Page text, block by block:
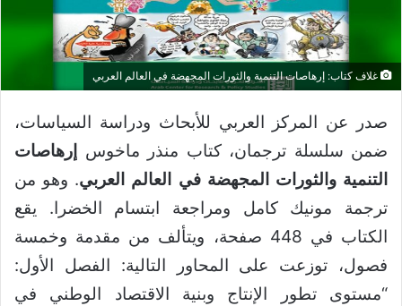
غلاف كتاب: إرهاصات التنمية والثورات المجهضة في العالم العربي
صدر عن المركز العربي للأبحاث ودراسة السياسات،
ضمن سلسلة ترجمان، كتاب منذر ماخوس
إرهاصات
التنمية والثورات المجهضة في العالم العربي. وهو من
ترجمة مونيك كامل ومراجعة ابتسام الخضرا. يقع
الكتاب في 448 صفحة، ويتألف من مقدمة وخمسة
فصول، توزعت على المحاور التالية: الفصل الأول:
“مستوى تطور الإنتاج وبنية الاقتصاد الوطني في